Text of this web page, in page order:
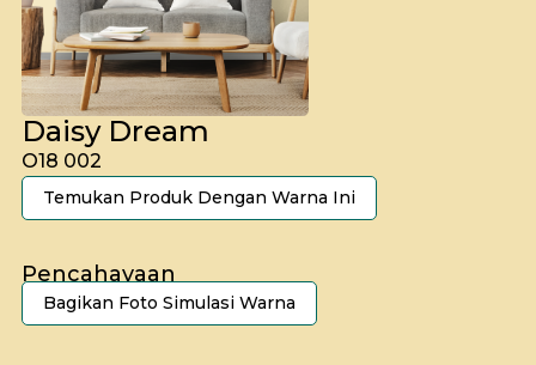
Daisy Dream
O18 002
Temukan Produk Dengan Warna Ini
Pencahayaan
Bagikan Foto Simulasi Warna